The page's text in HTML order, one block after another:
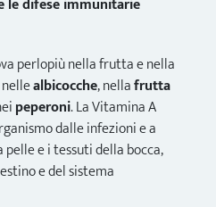
le difese immunitarie
perlopiù nella frutta e nella
albicocche, nellafrutta
peperoni. La Vitamina A
dalle infezioni e a
e i tessuti della bocca,
e del sistema